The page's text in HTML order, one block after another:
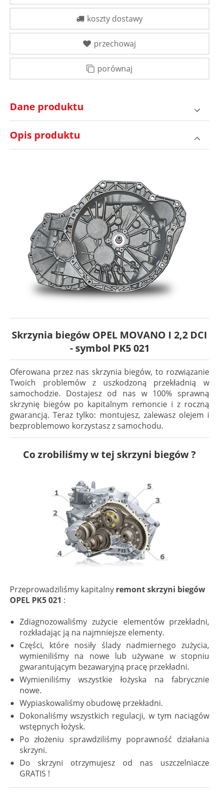
koszty dostawy
przechowaj
porównaj
Dane produktu
Opis produktu
Skrzynia biegów OPEL MOVANO I 2,2 DCI
- symbol PK5 021
Oferowana przez nas skrzynia biegów, to rozwiązanie
Twoich problemów z uszkodzoną przekładnią w
samochodzie. Dostajesz od nas w 100% sprawną
skrzynię biegów po kapitalnym remoncie i z roczną
gwarancją. Teraz tylko: montujesz, zalewasz olejem i
bezproblemowo korzystasz z samochodu.
Co zrobiliśmy w tej skrzyni biegów ?
Przeprowadziliśmy kapitalny remont skrzyni biegów
OPEL PK5 021 :
Zdiagnozowaliśmy zużycie elementów przekładni,
rozkładając ją na najmniejsze elementy.
Części, które nosiły ślady nadmiernego zużycia,
wymieniliśmy na nowe lub używane w stopniu
gwarantującym bezawaryjną pracę przekładni.
Wymieniliśmy wszystkie łożyska na fabrycznie
nowe.
Wypiaskowaliśmy obudowę przekładni.
Dokonaliśmy wszystkich regulacji, w tym naciągów
wstępnych łożysk.
Po złożeniu sprawdziliśmy poprawność działania
skrzyni.
Do skrzyni otrzymujesz od nas uszczelniacze
GRATIS !